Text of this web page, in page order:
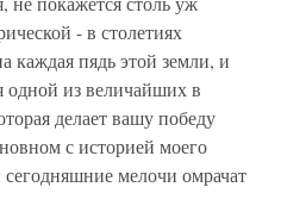
- в столетиях
каждая пядь этой земли, и
одной из величайших в
делает вашу победу
с историей моего
сегодняшние мелочи омрачат